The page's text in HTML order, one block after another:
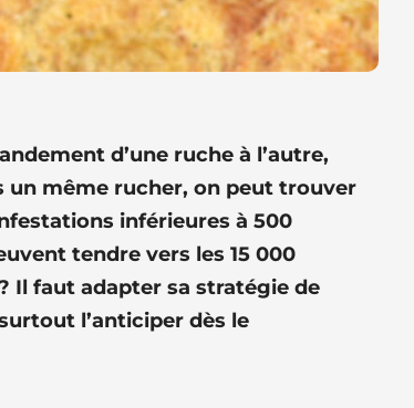
d’une ruche à l’autre,
un même rucher, on peut trouver
inférieures à 500
tendre vers les 15 000
Il faut adapter sa stratégie de
l’anticiper dès le